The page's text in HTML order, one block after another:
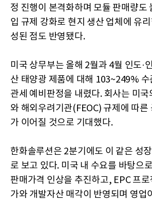
정 진행이 본격화하며 모듈 판매량도
입 규제 강화로 현지 생산 업체에 유
성된 점도 반영됐다.
미국 상무부는 올해 2월과 4월 인도·
산 태양광 제품에 대해 103~249% 수
관세 예비판정을 내렸다. 회사는 미
와 해외우려기관(FEOC) 규제에 따른
가 이어질 것으로 기대했다.
한화솔루션은 2분기에도 이 같은 성
로 보고 있다. 미국 내 수요를 바탕으
판매가격 인상을 추진하고, EPC 프
가와 개발자산 매각이 반영되며 영업